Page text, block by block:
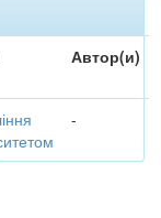
Автор(и)
-